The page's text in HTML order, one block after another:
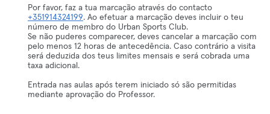
Por favor, faz a tua marcação através do contacto
+351914324199. Ao efetuar a marcação deves incluir o teu
número de membro do Urban Sports Club.
Se não puderes comparecer, deves cancelar a marcação com
pelo menos 12 horas de antecedência. Caso contrário a visita
será deduzida dos teus limites mensais e será cobrada uma
taxa adicional.
Entrada nas aulas após terem iniciado só são permitidas
mediante aprovação do Professor.